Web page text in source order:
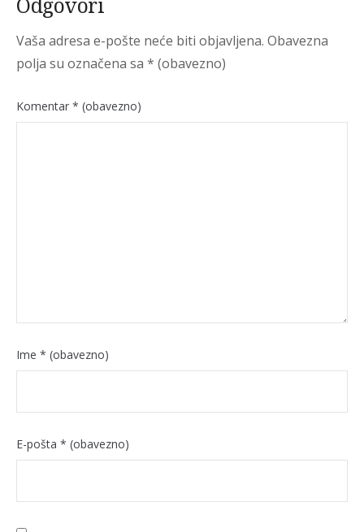
Vaša adresa e-pošte neće biti objavljena. Obavezna
polja su označena sa * (obavezno)
Komentar * (obavezno)
Ime * (obavezno)
E-pošta * (obavezno)